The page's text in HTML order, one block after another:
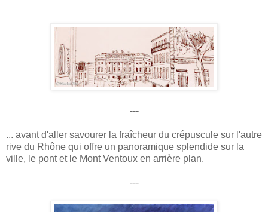
---
... avant d'aller savourer la fraîcheur du crépuscule sur l'autre
rive du Rhône qui offre un panoramique splendide sur la
ville, le pont et le Mont Ventoux en arrière plan.
---